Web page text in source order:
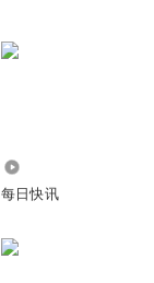
每日快讯